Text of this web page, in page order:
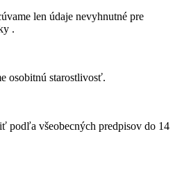
len údaje nevyhnutné pre
.
osobitnú starostlivosť.
podľa všeobecných predpisov do 14